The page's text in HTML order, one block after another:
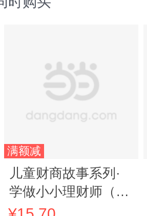
满额减
儿童财商故事系列·
学做小小理财师（6-
12岁亲子财商启蒙